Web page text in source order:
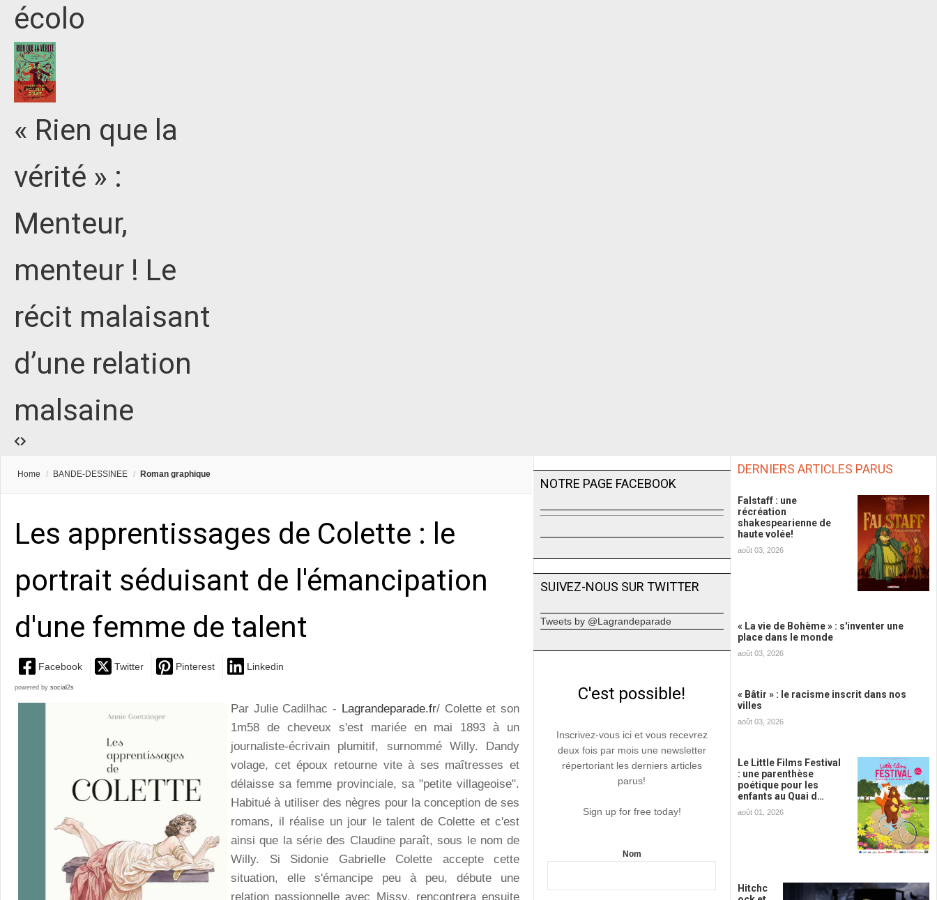
écolo
« Rien que la
vérité » :
Menteur,
menteur ! Le
récit malaisant
d’une relation
malsaine
Home / BANDE-DESSINEE / Roman graphique
Les apprentissages de Colette : le
portrait séduisant de l'émancipation
d'une femme de talent
Facebook Twitter Pinterest Linkedin
powered by social2s
Par Julie Cadilhac - Lagrandeparade.fr/ Colette et son
1m58 de cheveux s'est mariée en mai 1893 à un
journaliste-écrivain plumitif, surnommé Willy. Dandy
volage, cet époux retourne vite à ses maîtresses et
délaisse sa femme provinciale, sa "petite villageoise".
Habitué à utiliser des nègres pour la conception de ses
romans, il réalise un jour le talent de Colette et c'est
ainsi que la série des Claudine paraît, sous le nom de
Willy. Si Sidonie Gabrielle Colette accepte cette
situation, elle s'émancipe peu à peu, débute une
relation passionnelle avec Missy, rencontrera ensuite
NOTRE PAGE FACEBOOK
SUIVEZ-NOUS SUR TWITTER
Tweets by @Lagrandeparade
C'est possible!
Inscrivez-vous ici et vous recevrez
deux fois par mois une newsletter
répertoriant les derniers articles
parus!
Sign up for free today!
Nom
DERNIERS ARTICLES PARUS
Falstaff : une
récréation
shakespearienne de
haute volée!
août 03, 2026
« La vie de Bohème » : s'inventer une
place dans le monde
août 03, 2026
« Bâtir » : le racisme inscrit dans nos
villes
août 03, 2026
Le Little Films Festival
: une parenthèse
poétique pour les
enfants au Quai d…
août 01, 2026
Hitchc